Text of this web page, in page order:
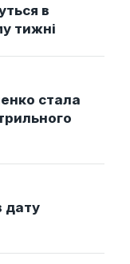
в
тижні
стала
дату